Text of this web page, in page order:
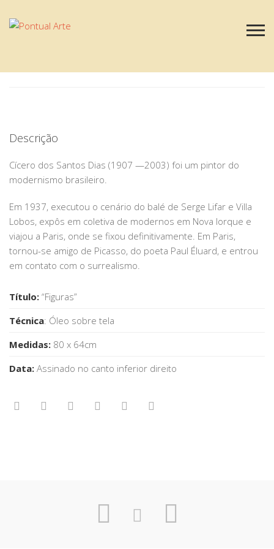
Descrição
Cícero dos Santos Dias (1907 —2003) foi um pintor do
modernismo brasileiro.
Em 1937, executou o cenário do balé de Serge Lifar e Villa
Lobos, expôs em coletiva de modernos em Nova Iorque e
viajou a Paris, onde se fixou definitivamente. Em Paris,
tornou-se amigo de Picasso, do poeta Paul Éluard, e entrou
em contato com o surrealismo.
Título: “Figuras”
Técnica: Óleo sobre tela
Medidas: 80 x 64cm
Data: Assinado no canto inferior direito